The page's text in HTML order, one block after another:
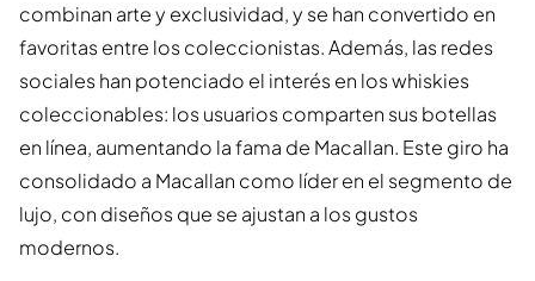
combinan arte y exclusividad, y se han convertido en
favoritas entre los coleccionistas. Además, las redes
sociales han potenciado el interés en los whiskies
coleccionables: los usuarios comparten sus botellas
en línea, aumentando la fama de Macallan. Este giro ha
consolidado a Macallan como líder en el segmento de
lujo, con diseños que se ajustan a los gustos
modernos.